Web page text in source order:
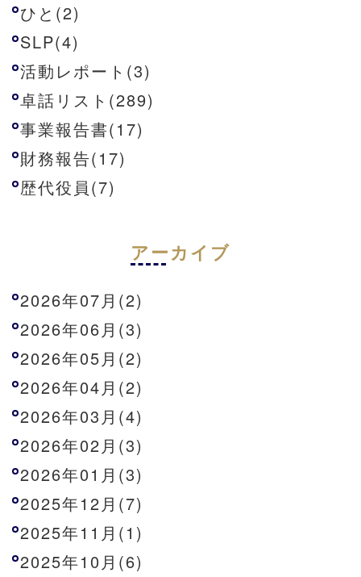
ひと(2)
SLP(4)
活動レポート(3)
卓話リスト(289)
事業報告書(17)
財務報告(17)
歴代役員(7)
アーカイブ
2026年07月(2)
2026年06月(3)
2026年05月(2)
2026年04月(2)
2026年03月(4)
2026年02月(3)
2026年01月(3)
2025年12月(7)
2025年11月(1)
2025年10月(6)